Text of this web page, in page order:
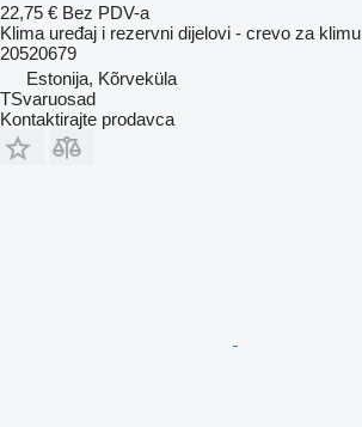
22,75 € Bez PDV-a
Klima uređaj i rezervni dijelovi - crevo za klimu
20520679
Estonija, Kõrveküla
TSvaruosad
Kontaktirajte prodavca